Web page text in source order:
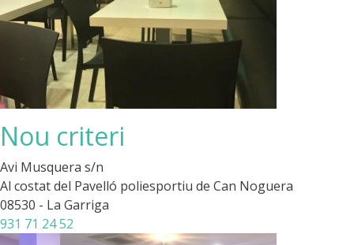
Nou criteri
Avi Musquera s/n
Al costat del Pavelló poliesportiu de Can Noguera
08530 - La Garriga
931 71 24 52